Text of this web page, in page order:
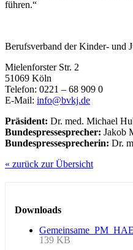
führen.“
Berufsverband der Kinder- und
Mielenforster Str. 2
51069 Köln
Telefon: 0221 – 68 909 0
E-Mail: info@bvkj.de
Präsident: Dr. med. Michael
Bundespressesprecher: Jakob
Bundespressesprecherin: Dr.
« zurück zur Übersicht
Downloads
139 KB